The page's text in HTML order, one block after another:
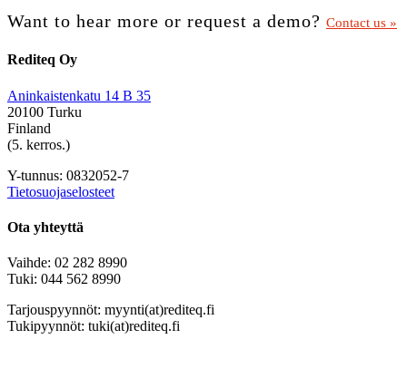
Want to hear more or request a demo? Contact us »
Rediteq Oy
Aninkaistenkatu 14 B 35
20100 Turku
Finland
(5. kerros.)
Y-tunnus: 0832052-7
Tietosuojaselosteet
Ota yhteyttä
Vaihde: 02 282 8990
Tuki: 044 562 8990
Tarjouspyynnöt: myynti(at)rediteq.fi
Tukipyynnöt: tuki(at)rediteq.fi